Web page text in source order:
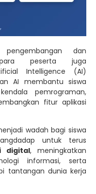
dan
para peserta juga
Intelligence (AI)
AI membantu siswa
pemrograman,
fitur aplikasi
wadah bagi siswa
untuk terus
digital, meningkatkan
informasi, serta
tantangan dunia kerja